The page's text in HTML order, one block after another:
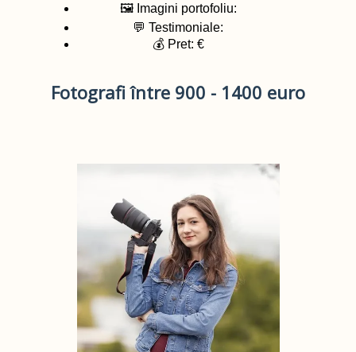
🖼️ Imagini portofoliu:
💬 Testimoniale:
💰 Pret: €
Fotografi între 900 - 1400 euro